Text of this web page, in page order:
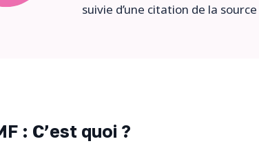
suivie d’une citation de la
: C’est quoi ?